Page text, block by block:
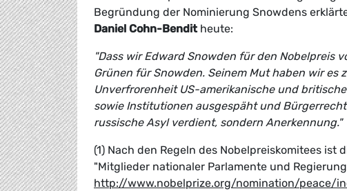
Begründung der Nominierung Snowdens
Daniel Cohn-Benditheute:
"Dass wir Edward Snowden für den Nobelpreis
Grünen für Snowden. Seinem Mut haben wir
Unverfrorenheit US-amerikanische und
sowie Institutionen ausgespäht und
russische Asyl verdient, sondern Anerkennung."
(1) Nach den Regeln des Nobelpreiskomitees
"Mitglieder nationaler Parlamente und
http://www.nobelprize.org/nomination/peace/